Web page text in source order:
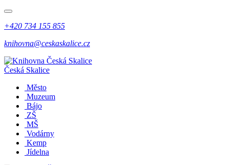
+420 734 155 855
knihovna@ceskaskalice.cz
Česká Skalice
Město
Muzeum
Bájo
ZŠ
MŠ
Vodárny
Kemp
Jídelna